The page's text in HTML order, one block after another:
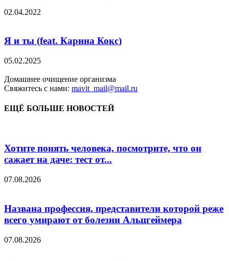
02.04.2022
Я и ты (feat. Карина Кокс)
05.02.2025
Домашнее очищение организма
Свяжитесь с нами: mavit_mail@mail.ru
ЕЩЁ БОЛЬШЕ НОВОСТЕЙ
Хотите понять человека, посмотрите, что он
сажает на даче: тест от...
07.08.2026
Названа профессия, представители которой реже
всего умирают от болезни Альцгеймера
07.08.2026